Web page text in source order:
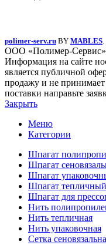
polimer-serv.ru BY MABLES.
ООО «Полимер-
Информация на сайте
является публичной
продажу и не принимает
поставки направьте
Закрыть
Меню
Категории
Шпагат
Шпагат
Шпагат
Шпагат тепличный
Шпагат для
Нить
Нить тепличная
Нить упаковочная
Сетка